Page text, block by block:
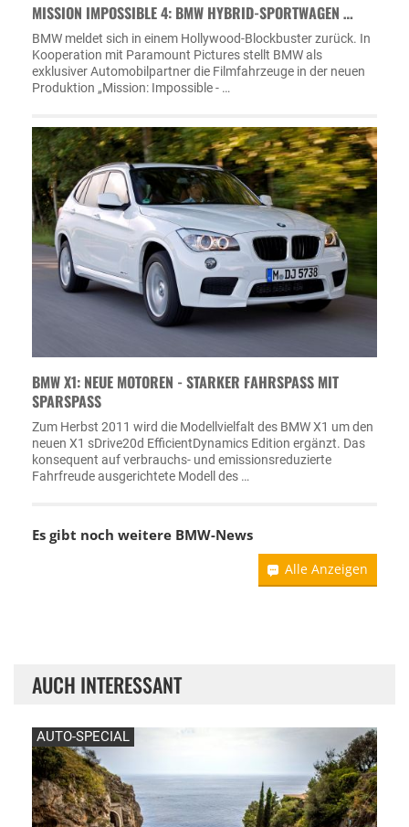
MISSION IMPOSSIBLE 4: BMW HYBRID-SPORTWAGEN …
BMW meldet sich in einem Hollywood-Blockbuster zurück. In
Kooperation mit Paramount Pictures stellt BMW als
exklusiver Automobilpartner die Filmfahrzeuge in der neuen
Produktion „Mission: Impossible - …
BMW X1: NEUE MOTOREN - STARKER FAHRSPASS MIT S
PARSPASS
Zum Herbst 2011 wird die Modellvielfalt des BMW X1 um den
neuen X1 sDrive20d EfficientDynamics Edition ergänzt. Das
konsequent auf verbrauchs- und emissionsreduzierte
Fahrfreude ausgerichtete Modell des …
Es gibt noch weitere BMW-News
Alle Anzeigen
AUCH INTERESSANT
AUTO-SPECIAL